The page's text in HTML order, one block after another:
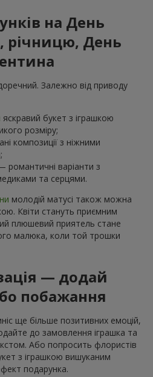
на День
річницю, День
Залежно від приводу
яскравий букет з іграшкою
розміру;
композиції з ніжними
романтичні варіанти з
та серцями.
молодій матусі також можна
Квіти стануть приємним
плюшевий приятель стане
малюка, коли той трошки
— додай
побажання
ще більше позитивних емоцій,
до замовлення іграшка та
Або попросить флористів
з іграшкою вишуканим
подарунка.